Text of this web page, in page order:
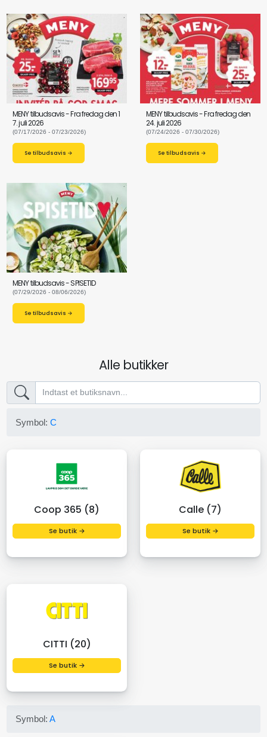
MENY tilbudsavis - Fra fredag den 1
7. juli 2026
(07/17/2026 - 07/23/2026)
Se tilbudsavis →
MENY tilbudsavis - Fra fredag den
24. juli 2026
(07/24/2026 - 07/30/2026)
Se tilbudsavis →
MENY tilbudsavis - SPISETID
(07/29/2026 - 08/06/2026)
Se tilbudsavis →
Alle butikker
Symbol:C
Coop 365 (8)
Se butik →
Calle (7)
Se butik →
CITTI (20)
Se butik →
Symbol:A